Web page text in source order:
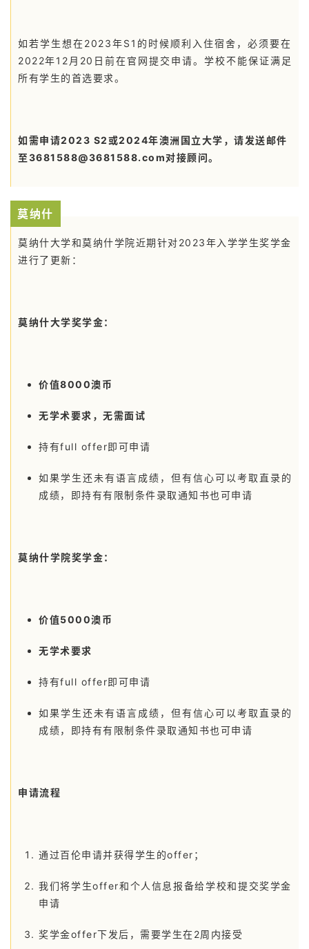
如若学生想在2023年S1的时候顺利入住宿舍，必须要在
2022年12月20日前在官网提交申请。学校不能保证满足
所有学生的首选要求。
如需申请2023 S2或2024年澳洲国立大学，请发送邮件
至3681588@3681588.com对接顾问。
莫纳什
莫纳什大学和莫纳什学院近期针对2023年入学学生奖学金
进行了更新：
莫纳什大学奖学金：
价值8000澳币
无学术要求，无需面试
持有full offer即可申请
如果学生还未有语言成绩，但有信心可以考取直录的
成绩，即持有有限制条件录取通知书也可申请
莫纳什学院奖学金：
价值5000澳币
无学术要求
持有full offer即可申请
如果学生还未有语言成绩，但有信心可以考取直录的
成绩，即持有有限制条件录取通知书也可申请
申请流程
通过百伦申请并获得学生的offer；
我们将学生offer和个人信息报备给学校和提交奖学金
申请
奖学金offer下发后，需要学生在2周内接受